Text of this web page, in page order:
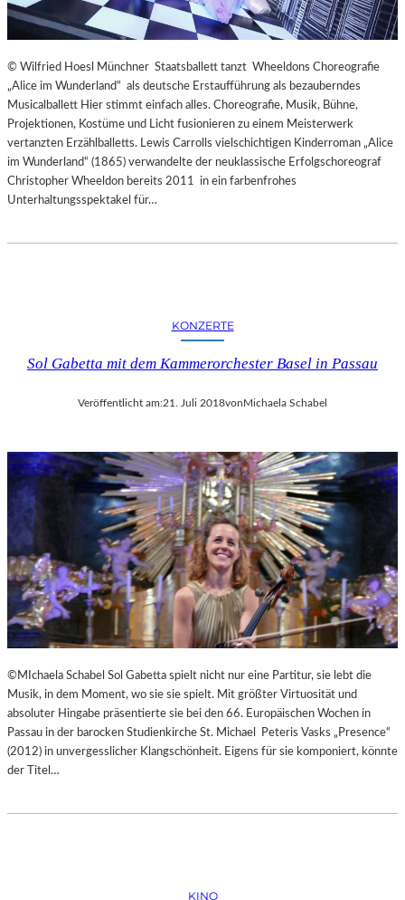
© Wilfried Hoesl Münchner Staatsballett tanzt Wheeldons Choreografie
„Alice im Wunderland“ als deutsche Erstaufführung als bezauberndes
Musicalballett Hier stimmt einfach alles. Choreografie, Musik, Bühne,
Projektionen, Kostüme und Licht fusionieren zu einem Meisterwerk
vertanzten Erzählballetts. Lewis Carrolls vielschichtigen Kinderroman „Alice
im Wunderland“ (1865) verwandelte der neuklassische Erfolgschoreograf
Christopher Wheeldon bereits 2011 in ein farbenfrohes
Unterhaltungsspektakel für…
KONZERTE
Sol Gabetta mit dem Kammerorchester Basel in Passau
Veröffentlicht am:21. Juli 2018vonMichaela Schabel
©MIchaela Schabel Sol Gabetta spielt nicht nur eine Partitur, sie lebt die
Musik, in dem Moment, wo sie sie spielt. Mit größter Virtuosität und
absoluter Hingabe präsentierte sie bei den 66. Europäischen Wochen in
Passau in der barocken Studienkirche St. Michael Peteris Vasks „Presence“
(2012) in unvergesslicher Klangschönheit. Eigens für sie komponiert, könnte
der Titel…
KINO